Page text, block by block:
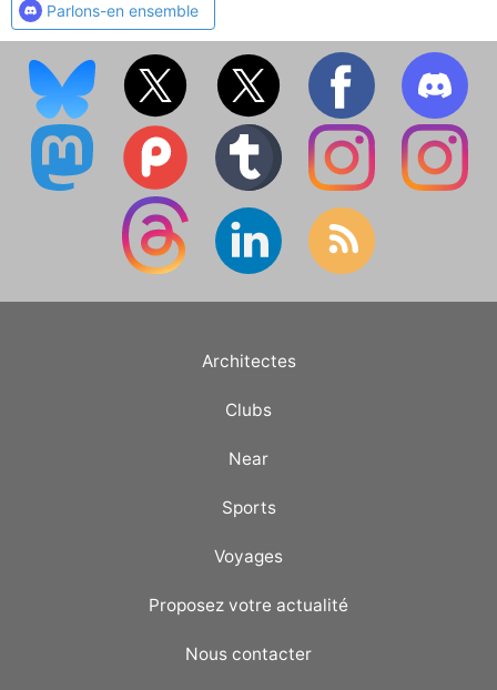
Parlons-en ensemble
Architectes
Clubs
Near
Sports
Voyages
Proposez votre actualité
Nous contacter